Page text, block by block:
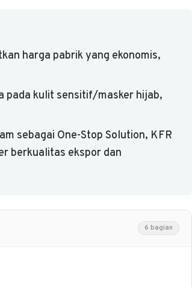
harga pabrik yang ekonomis,
pada kulit sensitif/masker hijab,
sebagai One-Stop Solution, KFR
berkualitas ekspor dan
6 bagian